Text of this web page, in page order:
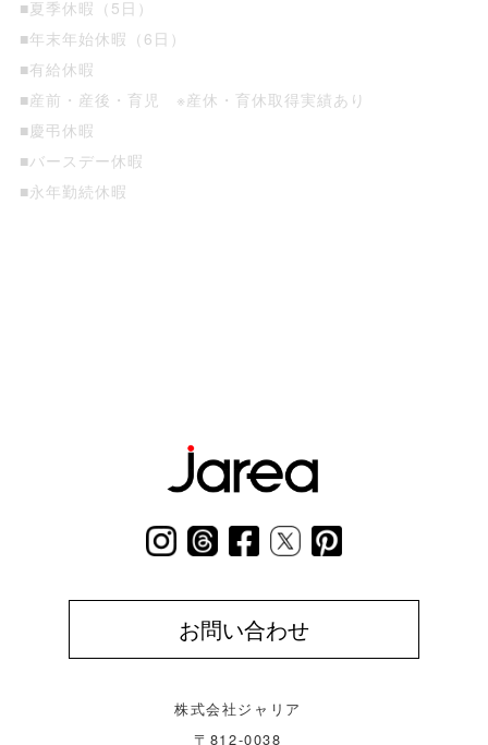
■夏季休暇（5日）
■年末年始休暇（6日）
■有給休暇
■産前・産後・育児 ※産休・育休取得実績あり
■慶弔休暇
■バースデー休暇
■永年勤続休暇
お問い合わせ
株式会社ジャリア
〒812-0038